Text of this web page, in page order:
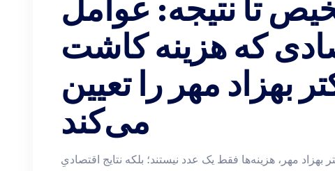
تا نتیجه: عوامل
که هزینه کاشت
بهزاد مهر را تعیین
می‌کند
مهر، هزینه‌ها فقط یک عدد نیستند؛ بلکه نتایج اقتصادیِ